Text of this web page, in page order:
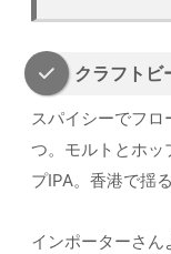
クラフトビ
スパイシーでフ
つ。モルトとホッ
プIPA。香港で揺
インポーターさん